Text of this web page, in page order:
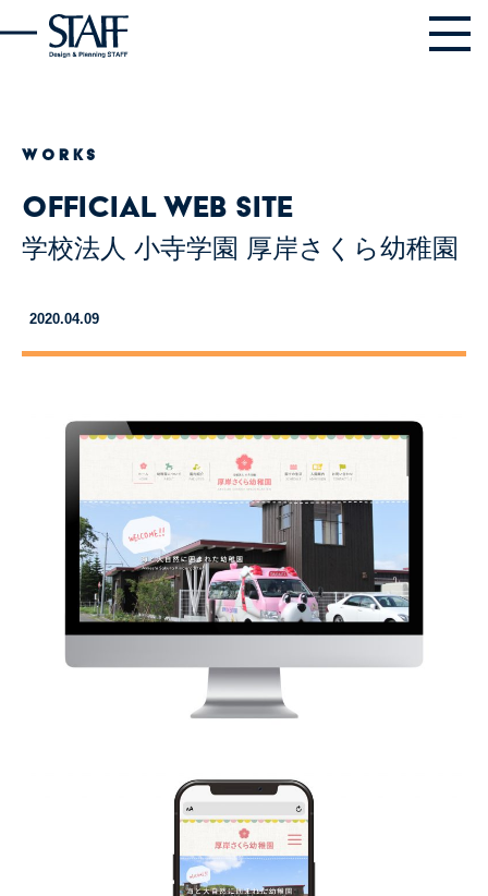
WORKS
Official web site
学校法人 小寺学園 厚岸さくら幼稚園
2020.04.09